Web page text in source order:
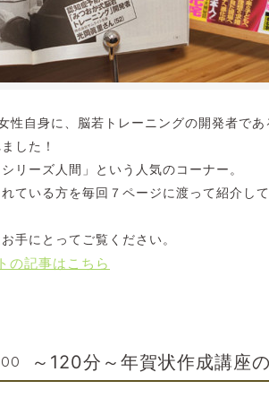
性自身に、脳若トレーニングの開発者であ
した！
リーズ人間」という人気のコーナー。
ている方を毎回７ページに渡って紹介し
手にとってご覧ください。
の記事はこちら
～120分～年賀状作成講座